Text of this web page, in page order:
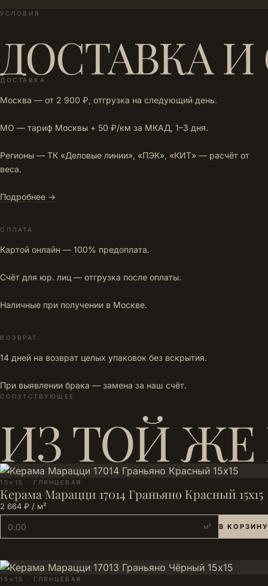
УСЛОВИЯ
ДОСТАВКА
ДОСТАВКА
Москва — от 2 900 ₽, отгрузка на следующий день.
МО — тариф Москвы + 50 ₽/км за МКАД, 1–3 дня.
Регионы — ТК «Деловые линии», «ПЭК», «КИТ» — расчёт от
веса.
Подробнее →
ОПЛАТА
Картой онлайн — 100% предоплата.
Счёт для юр. лиц — отгрузка после оплаты.
Наличные при получении в Москве.
ВОЗВРАТ
14 дней на возврат целых упаковок без вскрытия.
При выявлении брака — замена за наш счёт.
СОПУТСТВУЮЩЕЕ
ИЗ ТОЙ ЖЕ
15×15 · ГЛЯНЦЕВАЯ
Керама Марацци 17014 Граньяно Красный 15х15
2 664 ₽ / м²
м² В КОРЗИНУ
15×15 · ГЛЯНЦЕВАЯ